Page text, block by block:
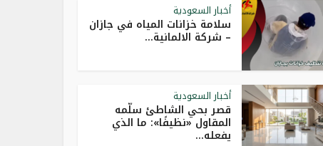
أخبار السعودية
سلامة خزانات المياه في جازان
– شركة الالمانية...
أخبار السعودية
قصر بحي الشاطئ سلّمه
المقاول «نظيفًا»: ما الذي
يفعله...